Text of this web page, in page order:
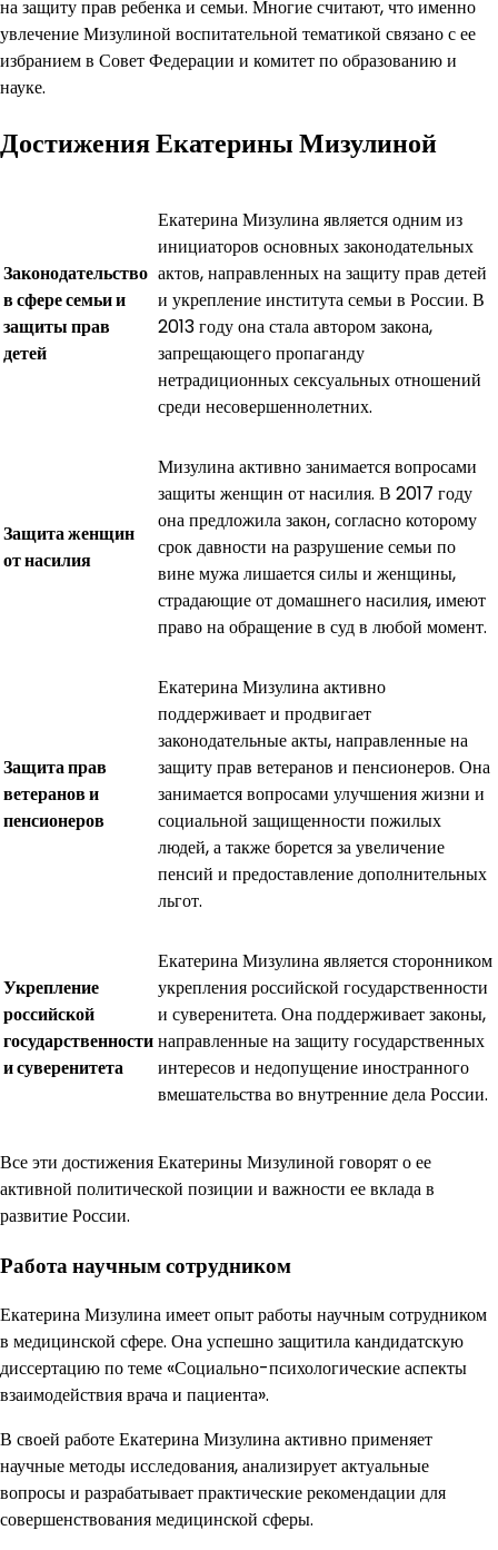
на защиту прав ребенка и семьи. Многие считают, что именно
увлечение Мизулиной воспитательной тематикой связано с ее
избранием в Совет Федерации и комитет по образованию и
науке.
Достижения Екатерины Мизулиной
Законодательство
в сфере семьи и
защиты прав
детей
Екатерина Мизулина является одним из
инициаторов основных законодательных
актов, направленных на защиту прав детей
и укрепление института семьи в России. В
2013 году она стала автором закона,
запрещающего пропаганду
нетрадиционных сексуальных отношений
среди несовершеннолетних.
Защита женщин
от насилия
Мизулина активно занимается вопросами
защиты женщин от насилия. В 2017 году
она предложила закон, согласно которому
срок давности на разрушение семьи по
вине мужа лишается силы и женщины,
страдающие от домашнего насилия, имеют
право на обращение в суд в любой момент.
Защита прав
ветеранов и
пенсионеров
Екатерина Мизулина активно
поддерживает и продвигает
законодательные акты, направленные на
защиту прав ветеранов и пенсионеров. Она
занимается вопросами улучшения жизни и
социальной защищенности пожилых
людей, а также борется за увеличение
пенсий и предоставление дополнительных
льгот.
Укрепление
российской
государственности
и суверенитета
Екатерина Мизулина является сторонником
укрепления российской государственности
и суверенитета. Она поддерживает законы,
направленные на защиту государственных
интересов и недопущение иностранного
вмешательства во внутренние дела России.
Все эти достижения Екатерины Мизулиной говорят о ее
активной политической позиции и важности ее вклада в
развитие России.
Работа научным сотрудником
Екатерина Мизулина имеет опыт работы научным сотрудником
в медицинской сфере. Она успешно защитила кандидатскую
диссертацию по теме «Социально-психологические аспекты
взаимодействия врача и пациента».
В своей работе Екатерина Мизулина активно применяет
научные методы исследования, анализирует актуальные
вопросы и разрабатывает практические рекомендации для
совершенствования медицинской сферы.